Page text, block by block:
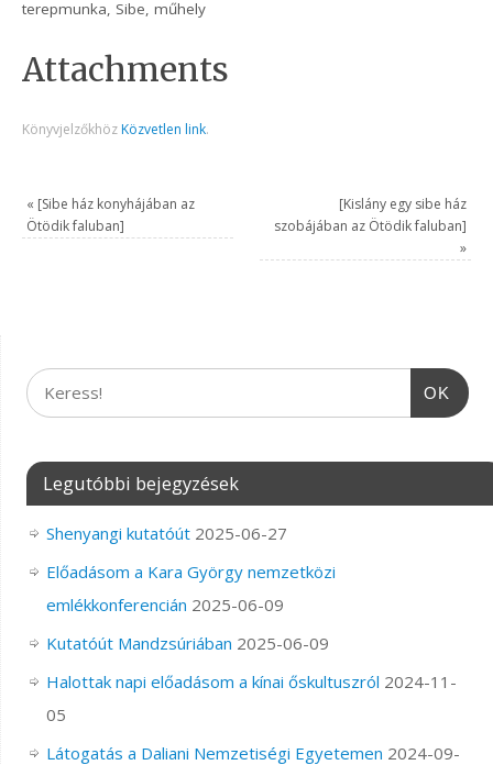
terepmunka, Sibe, műhely
Attachments
Könyvjelzőkhöz Közvetlen link.
« [Sibe ház konyhájában az
Ötödik faluban]
[Kislány egy sibe ház
szobájában az Ötödik faluban]
»
OK
Legutóbbi bejegyzések
Shenyangi kutatóút 2025-06-27
Előadásom a Kara György nemzetközi
emlékkonferencián 2025-06-09
Kutatóút Mandzsúriában 2025-06-09
Halottak napi előadásom a kínai őskultuszról 2024-11-
05
Látogatás a Daliani Nemzetiségi Egyetemen 2024-09-